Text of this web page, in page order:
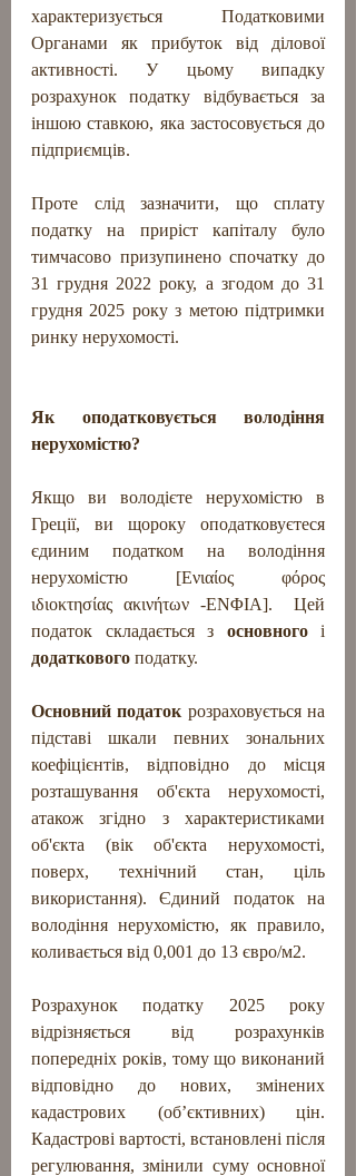
характеризується Податковими
Органами як прибуток від ділової
активності. У цьому випадку
розрахунок податку відбувається за
іншою ставкою, яка застосовується до
підприємців.
Проте слід зазначити, що сплату
податку на приріст капіталу було
тимчасово призупинено спочатку до
31 грудня 2022 року, а згодом до 31
грудня 2025 року з метою підтримки
ринку нерухомості.
Як оподатковується володіння
нерухомістю?
Якщо ви володієте нерухомістю в
Греції, ви щороку оподатковуєтеся
єдиним податком на володіння
нерухомістю [Ενιαίος φόρος
ιδιοκτησίας ακινήτων -ΕΝΦΙΑ].  Цей
податок складається з основного
додаткового податку.
Основний податок розраховується на
підставі шкали певних зональних
коефіцієнтів, відповідно до місця
розташування об'єкта нерухомості,
атакож згідно з характеристиками
об'єкта (вік об'єкта нерухомості,
поверх, технічний стан, ціль
використання). Єдиний податок на
володіння нерухомістю, як правило,
коливається від 0,001 до 13 євро/м2.
Розрахунок податку 2025 року
відрізняється від розрахунків
попередніх років, тому що виконаний
відповідно до нових, змінених
кадастрових (об’єктивних) цін.
Кадастрові вартості, встановлені після
регулювання, змінили суму основної